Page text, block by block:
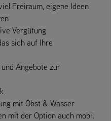
Freiraum, eigene Ideen
Vergütung
sich auf Ihre
Angebote zur
mit Obst & Wasser
mit der Option auch mobil